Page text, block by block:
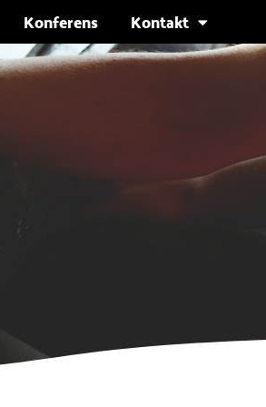
Konferens Kontakt